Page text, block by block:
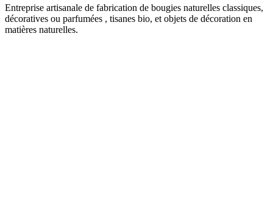
Entreprise artisanale de fabrication de bougies naturelles classiques,
décoratives ou parfumées , tisanes bio, et objets de décoration en
matières naturelles.